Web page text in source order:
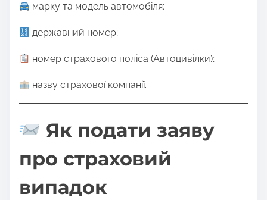
марку та модель автомобіля;
державний номер;
номер страхового поліса (Автоцивілки);
назву страхової компанії.
Як подати заяву
про страховий
випадок